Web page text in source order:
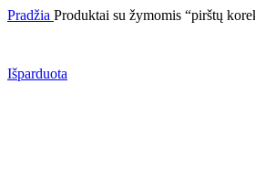
Pradžia Produktai su žymomis “pirštų
Išparduota